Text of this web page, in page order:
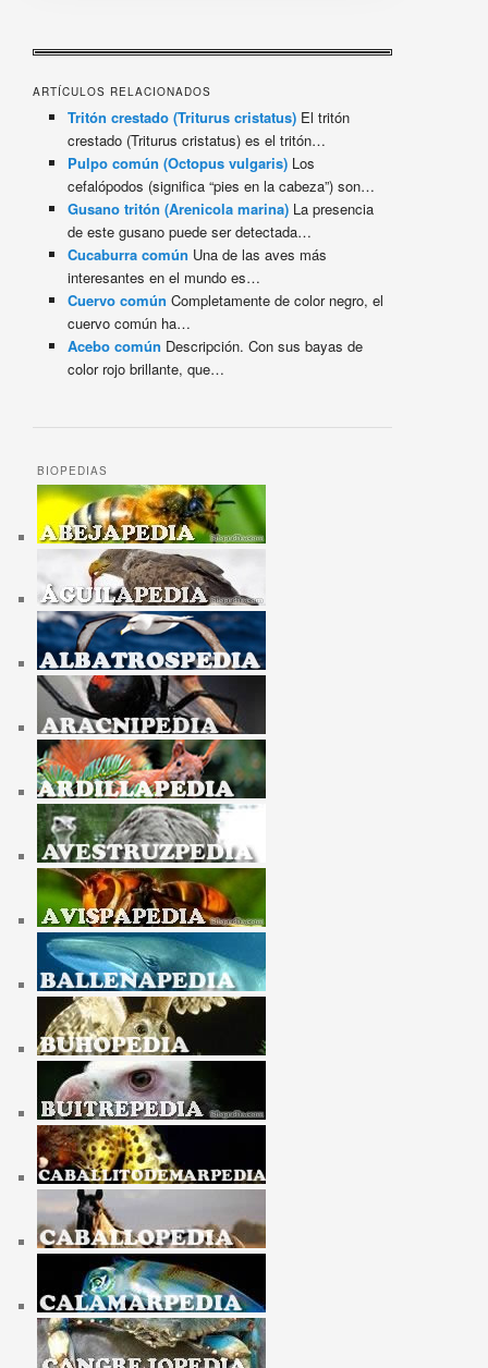
ARTÍCULOS RELACIONADOS
Tritón crestado (Triturus cristatus) El tritón
crestado (Triturus cristatus) es el tritón…
Pulpo común (Octopus vulgaris) Los
cefalópodos (significa “pies en la cabeza”) son…
Gusano tritón (Arenicola marina) La presencia
de este gusano puede ser detectada…
Cucaburra común Una de las aves más
interesantes en el mundo es…
Cuervo común Completamente de color negro, el
cuervo común ha…
Acebo común Descripción. Con sus bayas de
color rojo brillante, que…
BIOPEDIAS